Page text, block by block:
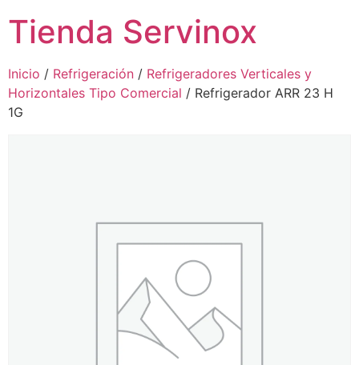
Tienda Servinox
Inicio / Refrigeración / Refrigeradores Verticales y
Horizontales Tipo Comercial / Refrigerador ARR 23 H
1G